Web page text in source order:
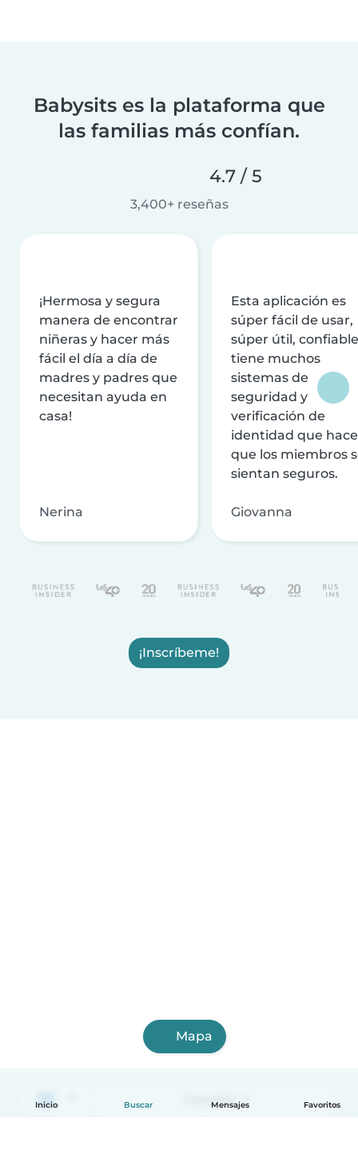
Inicio Buscar Mensajes Favoritos
Babysits es la plataforma que
las familias más confían.
4.7 / 5
3,400+ reseñas
¡Hermosa y segura
manera de encontrar
niñeras y hacer más
fácil el día a día de
madres y padres que
necesitan ayuda en
casa!
Nerina
Esta aplicación es
súper fácil de usar,
súper útil,
tiene muchos
sistemas de
seguridad y
verificación de
identidad que
que los miembros
sientan seguros.
Giovanna
¡Inscríbeme!
Mapa
Español